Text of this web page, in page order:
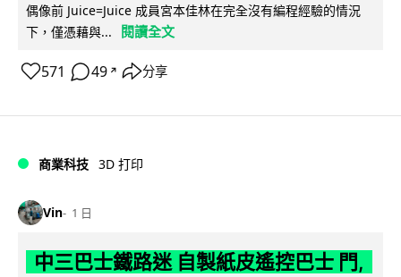
偶像前 Juice=Juice 成員宮本佳林在完全沒有編程經驗的情況
下，僅憑藉與...
閱讀全文
571 49 ↗ 分享
商業科技 3D 打印
Vin 1 日
中三巴士鐵路迷 自製紙皮遙控巴士 門,